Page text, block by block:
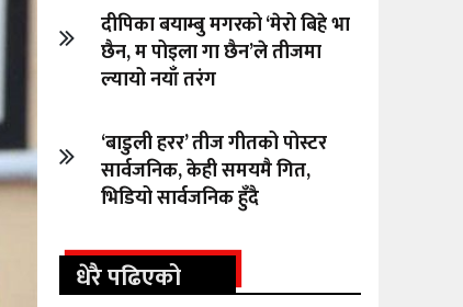
दीपिका बयाम्बु मगरको ‘मेरो बिहे भा
छैन, म पोइला गा छैन’ले तीजमा
ल्यायो नयाँ तरंग
‘बाडुली हरर’ तीज गीतको पोस्टर
सार्वजनिक, केही समयमै गित,
भिडियो सार्वजनिक हुँदै
धेरै पढिएको